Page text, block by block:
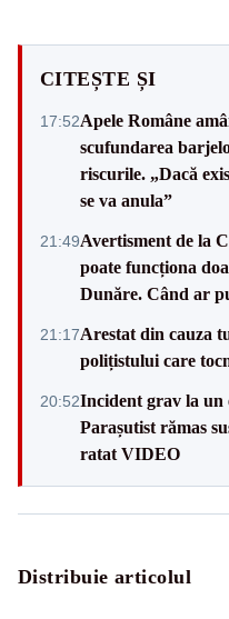
CITEȘTE ȘI
17:52Apele Române
scufundarea
riscurile. „Dacă
se va anula”
21:49Avertisment de la
poate funcționa
Dunăre. Când ar
21:17Arestat din cauza
polițistului care
20:52Incident grav la
Parașutist rămas
ratat VIDEO
Distribuie articolul